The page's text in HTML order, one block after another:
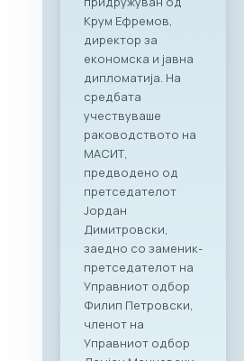
соработка со
грчката
асоцијација на ИКТ
компании SETPE, го
најавуваат
одржувањето на
првиот
македонско-грчки
Business ICT Forum“.
Овој форум
организирана
„business bridge“
платформа помеѓу
македонскиот и
грчкиот ИКТ
сектор, со цел
поттикнување на